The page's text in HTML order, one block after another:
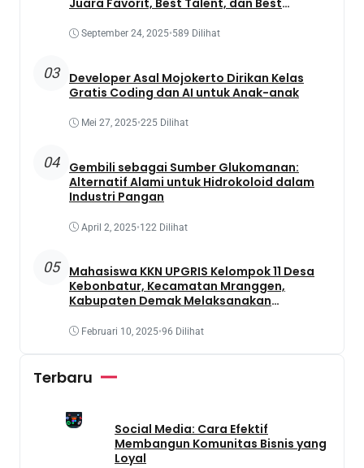
September 24, 2025•589 Dilihat
03
Developer Asal Mojokerto Dirikan Kelas
Gratis Coding dan AI untuk Anak-anak
Mei 27, 2025•225 Dilihat
04
Gembili sebagai Sumber Glukomanan:
Alternatif Alami untuk Hidrokoloid dalam
Industri Pangan
April 2, 2025•122 Dilihat
05
Mahasiswa KKN UPGRIS Kelompok 11 Desa
Kebonbatur, Kecamatan Mranggen,
Kabupaten Demak Melaksanakan
Memanfaatkan Lahan Yang Terbengkalai
Februari 10, 2025•96 Dilihat
Terbaru
Social Media: Cara Efektif
Membangun Komunitas Bisnis yang
Loyal